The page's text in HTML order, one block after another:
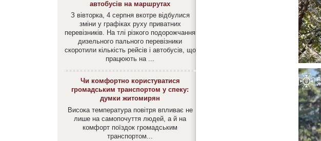
автобусів на маршрутах
З вівторка, 4 серпня вкотре відбулися
зміни у графіках руху приватних
перевізників. На тлі різкого подорожчання
дизельного пального перевізники
скоротили кількість рейсів і автобусів, що
працюють на ...
Чи комфортно користуватися
громадським транспортом у спеку:
думки житомирян
Висока температура повітря впливає не
лише на самопочуття людей, а й на
комфорт поїздок громадським
транспортом...